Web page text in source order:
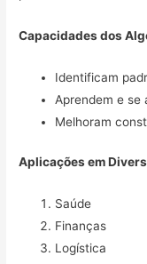
Capacidades dos
Identificam
Aprendem e se
Melhoram
Aplicações em
Saúde
Finanças
Logística